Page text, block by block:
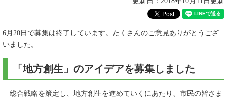
6月20日で募集は終了しています。たくさんのご意見ありがとうござ
いました。
「地方創生」のアイデアを募集しました
総合戦略を策定し、地方創生を進めていくにあたり、市民の皆さま